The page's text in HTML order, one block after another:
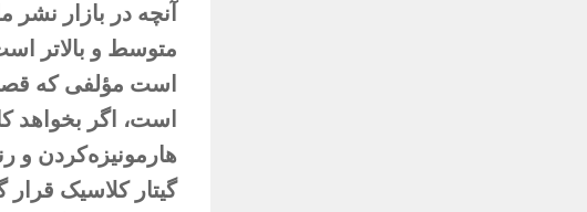
آنچه در بازار
متوسط و بالاتر
است مؤلفی که
است، اگر بخواهد
هارمونیزه‌کردن و
گیتار کلاسیک